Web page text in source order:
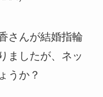
さんが結婚指輪
ましたが、ネッ
うか？